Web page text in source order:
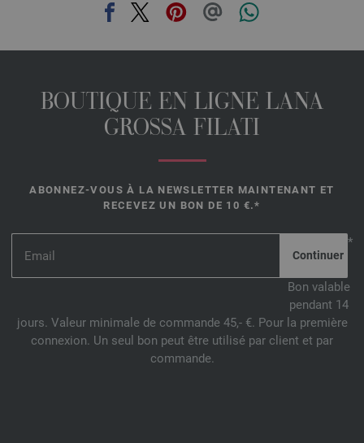
BOUTIQUE EN LIGNE LANA
GROSSA FILATI
ABONNEZ-VOUS À LA NEWSLETTER MAINTENANT ET
RECEVEZ UN BON DE 10 €.*
*
Bon valable
pendant 14
jours. Valeur minimale de commande 45,- €. Pour la première
connexion. Un seul bon peut être utilisé par client et par
commande.